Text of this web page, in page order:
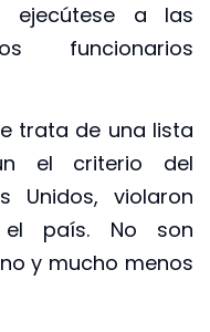
ejecútese a las
funcionarios
trata de una lista
el criterio del
Unidos, violaron
el país. No son
y mucho menos